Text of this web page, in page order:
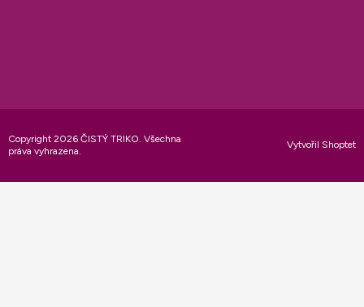
Vytvořil Shoptet
Copyright 2026 ČISTÝ TRIKO . Všechna
práva vyhrazena.